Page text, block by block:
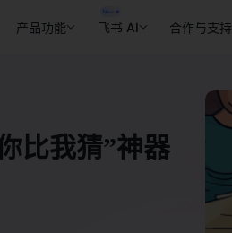
产品功能 飞书 AI 合作与支持
比我猜”神器